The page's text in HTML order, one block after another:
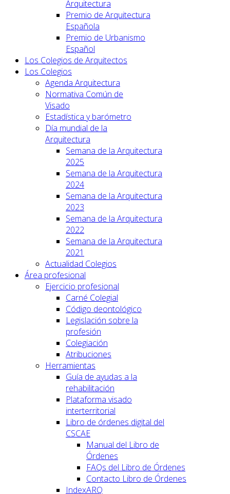
Arquitectura
Premio de Arquitectura
Española
Premio de Urbanismo
Español
Los Colegios de Arquitectos
Los Colegios
Agenda Arquitectura
Normativa Común de
Visado
Estadística y barómetro
Día mundial de la
Arquitectura
Semana de la Arquitectura
2025
Semana de la Arquitectura
2024
Semana de la Arquitectura
2023
Semana de la Arquitectura
2022
Semana de la Arquitectura
2021
Actualidad Colegios
Área profesional
Ejercicio profesional
Carné Colegial
Código deontológico
Legislación sobre la
profesión
Colegiación
Atribuciones
Herramientas
Guía de ayudas a la
rehabilitación
Plataforma visado
interterritorial
Libro de órdenes digital del
CSCAE
Manual del Libro de
Órdenes
FAQs del Libro de Órdenes
Contacto Libro de Órdenes
IndexARQ